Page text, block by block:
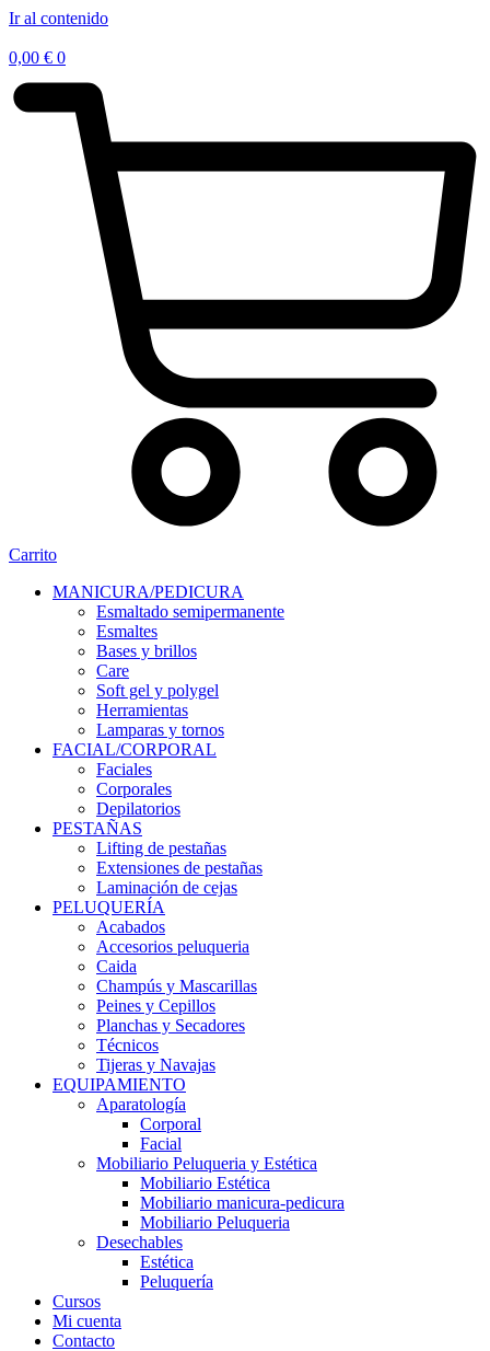
Ir al contenido
0,00 € 0
Carrito
MANICURA/PEDICURA
Esmaltado semipermanente
Esmaltes
Bases y brillos
Care
Soft gel y polygel
Herramientas
Lamparas y tornos
FACIAL/CORPORAL
Faciales
Corporales
Depilatorios
PESTAÑAS
Lifting de pestañas
Extensiones de pestañas
Laminación de cejas
PELUQUERÍA
Acabados
Accesorios peluqueria
Caida
Champús y Mascarillas
Peines y Cepillos
Planchas y Secadores
Técnicos
Tijeras y Navajas
EQUIPAMIENTO
Aparatología
Corporal
Facial
Mobiliario Peluqueria y Estética
Mobiliario Estética
Mobiliario manicura-pedicura
Mobiliario Peluqueria
Desechables
Estética
Peluquería
Cursos
Mi cuenta
Contacto